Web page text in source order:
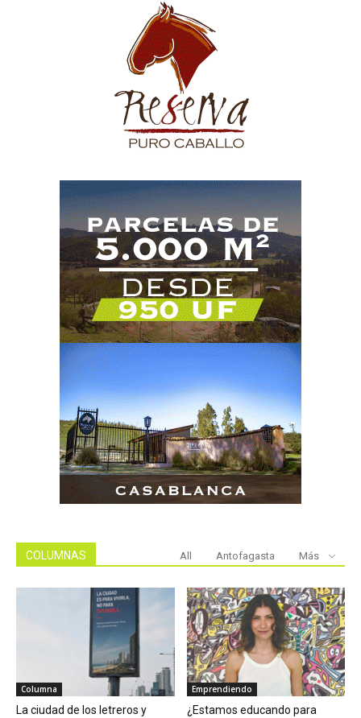
COLUMNAS All Antofagasta Más
Columna
La ciudad de los letreros y
Emprendiendo
¿Estamos educando para